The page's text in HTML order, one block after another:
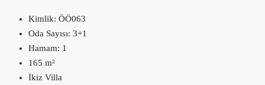
Kimlik: ÖÖ063
Oda Sayısı: 3+1
Hamam: 1
165 m²
İkiz Villa